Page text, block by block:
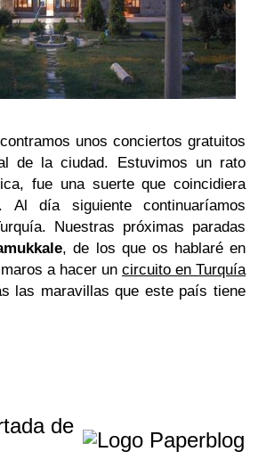
unos conciertos gratuitos
de la ciudad. Estuvimos un rato
fue una suerte que coincidiera
Al día siguiente continuaríamos
Nuestras próximas paradas
, de los que os hablaré en
a hacer un circuito en Turquía
las maravillas que este país tiene
de